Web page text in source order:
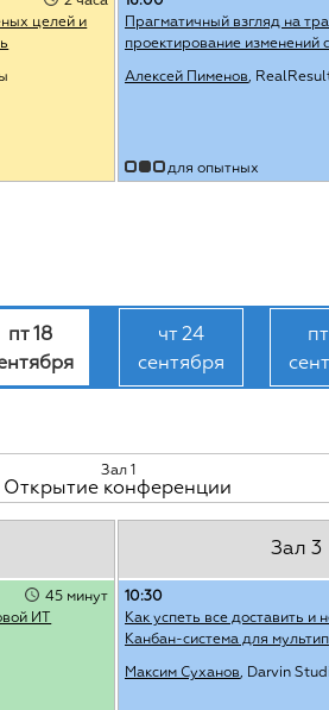
целей и
Прагматичный взгляд на
проектирование
Алексей Пименов,
для опытных
пт 18
чт 24
сентября
Зал 1
Открытие конференции
45 минут
ИТ
Зал 3
10:30
Как успеть все доставить и
Канбан-система для
Максим Суханов, Darvin